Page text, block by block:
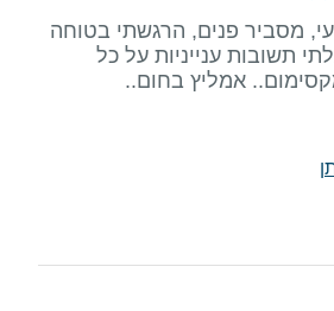
מסביר פנים, הרגשתי בטוחה
תשובות ענייניות על כל